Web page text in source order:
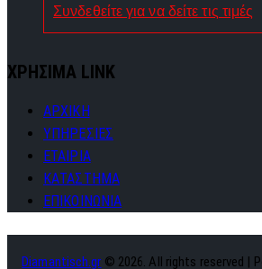
Συνδεθείτε για να δείτε τις τιμές
ΧΡΗΣΙΜΑ LINK
ΑΡΧΙΚΗ
ΥΠΗΡΕΣΙΕΣ
ΕΤΑΙΡΙΑ
ΚΑΤΑΣΤΗΜΑ
ΕΠΙΚΟΙΝΩΝΙΑ
Diamantisch.gr © 2026. All rights reserved |